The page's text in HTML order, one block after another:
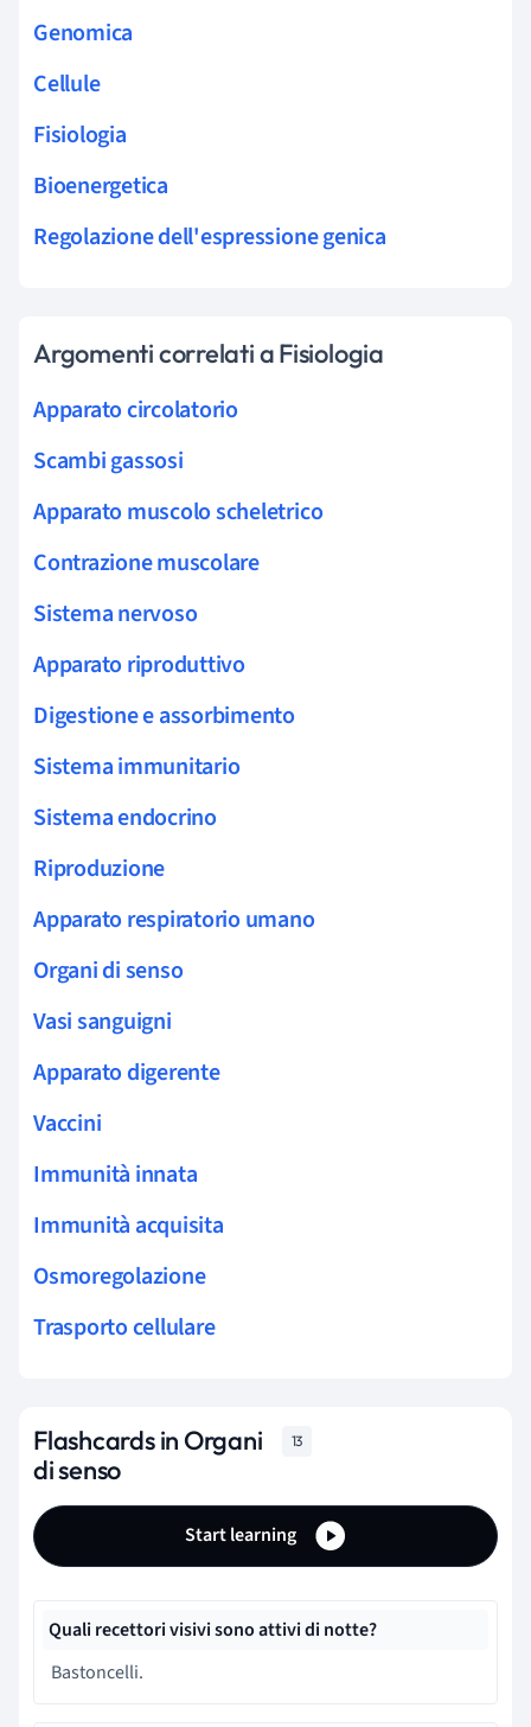
Genomica
Cellule
Fisiologia
Bioenergetica
Regolazione dell'espressione genica
Argomenti correlati a Fisiologia
Apparato circolatorio
Scambi gassosi
Apparato muscolo scheletrico
Contrazione muscolare
Sistema nervoso
Apparato riproduttivo
Digestione e assorbimento
Sistema immunitario
Sistema endocrino
Riproduzione
Apparato respiratorio umano
Organi di senso
Vasi sanguigni
Apparato digerente
Vaccini
Immunità innata
Immunità acquisita
Osmoregolazione
Trasporto cellulare
Flashcards in Organi
di senso
13
Start learning
Quali recettori visivi sono attivi di notte?
Bastoncelli.